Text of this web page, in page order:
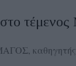
καθηγητής